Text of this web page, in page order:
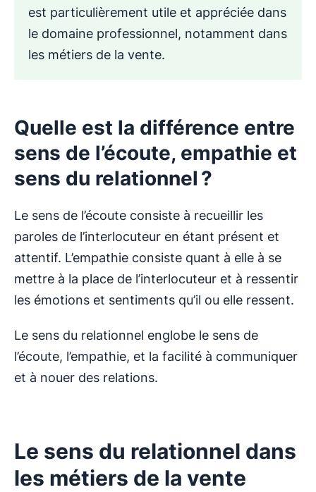
est particulièrement utile et appréciée dans
le domaine professionnel, notamment dans
les métiers de la vente.
Quelle est la différence entre
sens de l’écoute, empathie et
sens du relationnel ?
Le sens de l’écoute consiste à recueillir les
paroles de l’interlocuteur en étant présent et
attentif. L’empathie consiste quant à elle à se
mettre à la place de l’interlocuteur et à ressentir
les émotions et sentiments qu’il ou elle ressent.
Le sens du relationnel englobe le sens de
l’écoute, l’empathie, et la facilité à communiquer
et à nouer des relations.
Le sens du relationnel dans
les métiers de la vente